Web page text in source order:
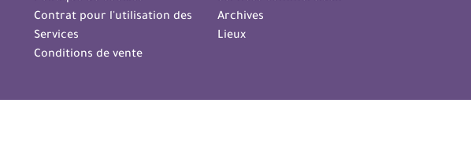
Contrat pour l'utilisation des
Services
Conditions de vente
Archives
Lieux